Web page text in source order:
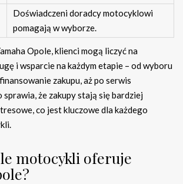
Doświadczeni doradcy motocyklowi
pomagają w wyborze.
Opole, klienci mogą liczyć na
i wsparcie na każdym etapie – od wyboru
zakupu, aż po serwis
sprawia, że zakupy stają się bardziej
co jest kluczowe dla każdego
motocykli oferuje